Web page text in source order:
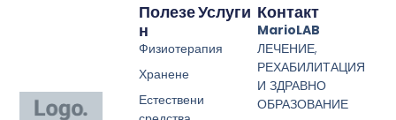
Услуги
Полезе
Н
Физиотерапия
Хранене
Естествени
Контакт
MarioLAB
ЛЕЧЕНИЕ,
РЕХАБИЛИТАЦИЯ
И ЗДРАВНО
ОБРАЗОВАНИЕ